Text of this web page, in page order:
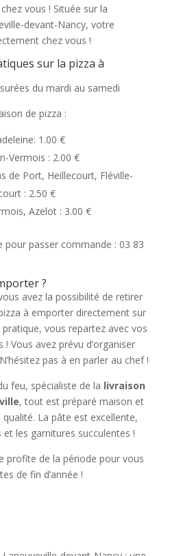
vous ! Située sur la
devant-Nancy, votre
chez vous !
sur la pizza à
du mardi au samedi
de pizza :
1.00 €
Vermois : 2.00 €
de Port, Heillecourt, Fléville-
: 2.50 €
Azelot : 3.00 €
pour passer commande : 03 83
?
avez la possibilité de retirer
à emporter directement sur
pratique, vous repartez avec vos
Vous avez prévu d’organiser
pas à en parler au chef !
feu, spécialiste de la livraison
, tout est préparé maison et
La pâte est excellente,
et les garnitures succulentes !
profite de la période pour vous
de fin d’année !